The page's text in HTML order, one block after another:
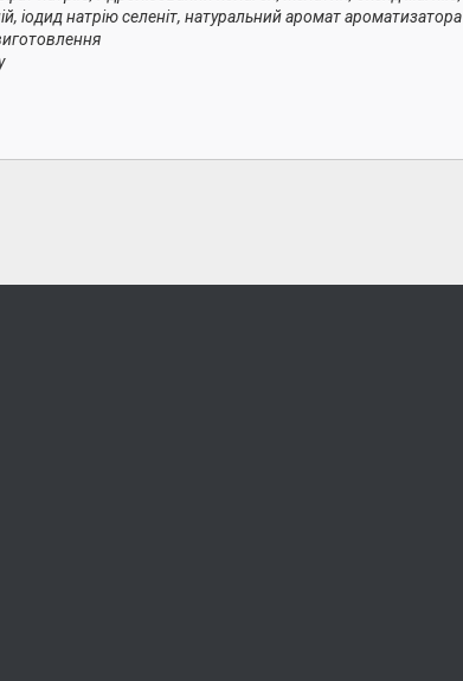
іодид натрію селеніт, натуральний аромат ароматизатора